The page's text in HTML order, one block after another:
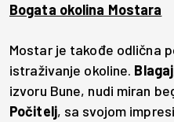
Bogata okolina Mostara
Mostar je takođe odlična
istraživanje okoline. Blagaj
izvoru Bune, nudi miran
Počitelj, sa svojom